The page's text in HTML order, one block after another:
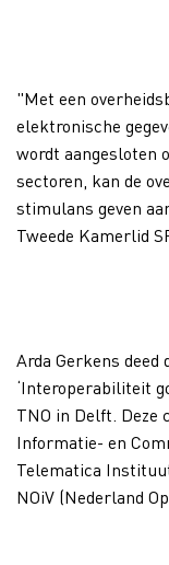
"Met een
elektronische
wordt aangesloten
sectoren, kan de
stimulans geven
Tweede Kamerlid
Arda Gerkens
‘Interoperabiliteit
TNO in Delft. Deze
Informatie- en
Telematica
NOiV (Nederland